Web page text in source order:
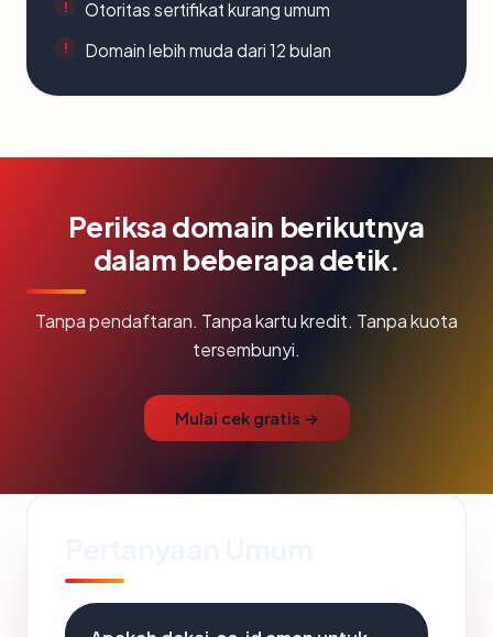
Otoritas sertifikat kurang umum
Domain lebih muda dari 12 bulan
Periksa domain berikutnya
dalam beberapa detik.
Tanpa pendaftaran. Tanpa kartu kredit. Tanpa kuota
tersembunyi.
Mulai cek gratis →